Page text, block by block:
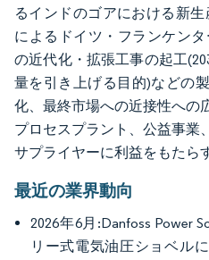
るインドのゴアにおける新生
によるドイツ・フランケン
の近代化・拡張工事の起工
量を引き上げる目的)などの
化、最終市場への近接性への
プロセスプラント、公益事業
サプライヤーに利益をもたら
最近の業界動向
2026年6月:Danfoss Power
リー式電気油圧ショベル